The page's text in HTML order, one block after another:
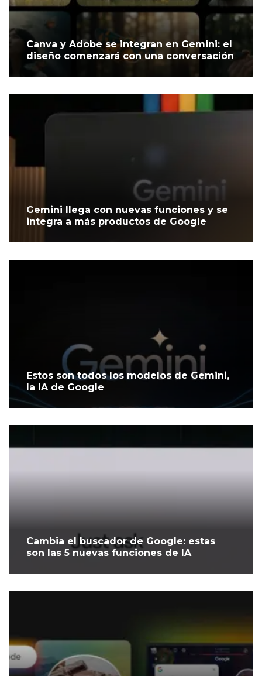
Canva y Adobe se integran en Gemini: el
diseño comenzará con una conversación
Gemini llega con nuevas funciones y se
integra a más productos de Google
Estos son todos los modelos de Gemini,
la IA de Google
Cambia el buscador de Google: estas
son las 5 nuevas funciones de IA